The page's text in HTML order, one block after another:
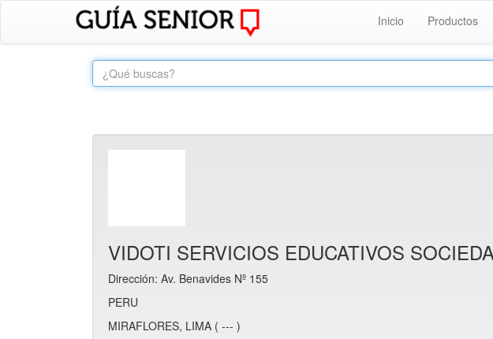
Inicio Productos
VIDOTI SERVICIOS EDUCATIVOS
Dirección: Av. Benavides Nº 155
PERU
MIRAFLORES, LIMA ( --- )